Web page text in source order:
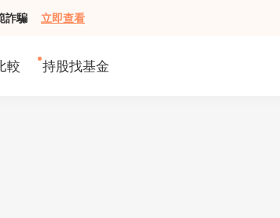
詐騙 立即查看
較 持股找基金